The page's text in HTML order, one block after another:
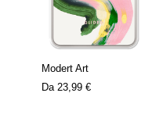
Modert Art
Da 23,99 €